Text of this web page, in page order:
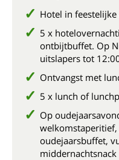
Hotel in
5 x
ontbijtbuffet. Op
uitslapers tot
Ontvangst met
5 x lunch of
Op
oudejaarsbuffet,
middernachtsnack